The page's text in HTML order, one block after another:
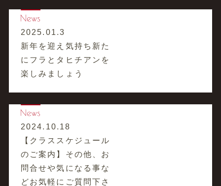
2025.01.3
新年を迎え気持ち新た
にフラとタヒチアンを
楽しみましょう
2024.10.18
【クラススケジュール
のご案内】その他、お
問合せや気になる事な
どお気軽にご質問下さ